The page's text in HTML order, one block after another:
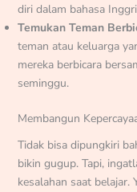
diri dalam bahasa
Temukan Teman
teman atau keluarga
mereka berbicara
seminggu.
Membangun
Tidak bisa dipungkiri
bikin gugup. Tapi,
kesalahan saat belajar.